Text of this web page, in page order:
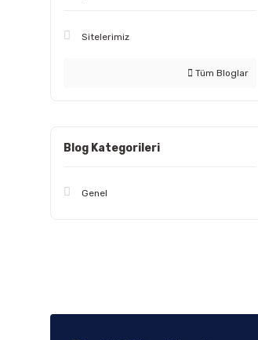
Sitelerimiz
Tüm Bloglar
Blog Kategorileri
Genel